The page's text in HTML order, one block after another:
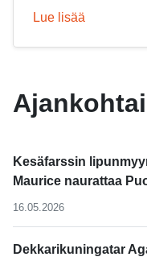
Kesäfarssin
Maurice naurattaa
16.05.2026
Dekkarikuningatar
Lue lisää